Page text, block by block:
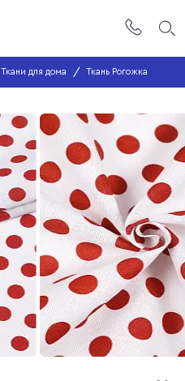
Ткани для дома Ткань Рогожка